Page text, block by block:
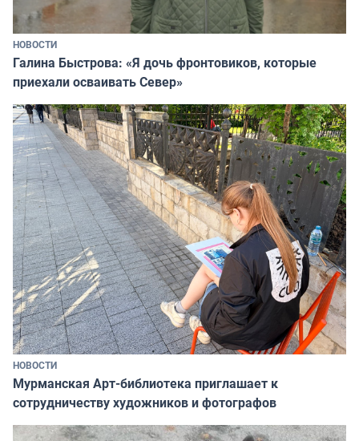
НОВОСТИ
Галина Быстрова: «Я дочь фронтовиков, которые
приехали осваивать Север»
НОВОСТИ
Мурманская Арт-библиотека приглашает к
сотрудничеству художников и фотографов